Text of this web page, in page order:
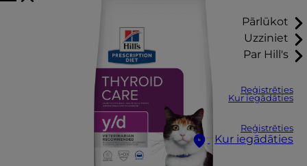
Pārlūkot
Uzziniet
Par Hill's
Reģistrēties
Kur iegādāties
Reģistrēties
Kur iegādāties